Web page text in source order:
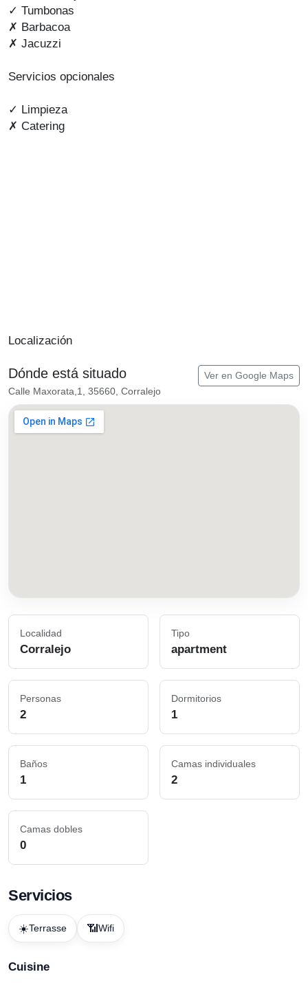
✓ Tumbonas
✗ Barbacoa
✗ Jacuzzi
Servicios opcionales
✓ Limpieza
✗ Catering
Localización
Dónde está situado
Calle Maxorata,1, 35660, Corralejo
Ver en Google Maps
Localidad
Corralejo
Tipo
apartment
Personas
2
Dormitorios
1
Baños
1
Camas individuales
2
Camas dobles
0
Servicios
☀️Terrasse 📶 Wifi
Cuisine